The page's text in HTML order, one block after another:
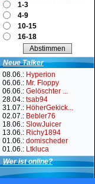
1-3
4-9
10-15
16-18
Neue Talker
08.06.: Hyperion
06.06.: Mr. Floppy
06.06.: Gelöschter ...
28.04.: tsab94
31.07.: HöherGekick...
02.07.: Bebler76
18.06.: SlowJuicer
13.06.: Richy1894
01.06.: domischeder
01.06.: Ltkluca
Wer ist online?